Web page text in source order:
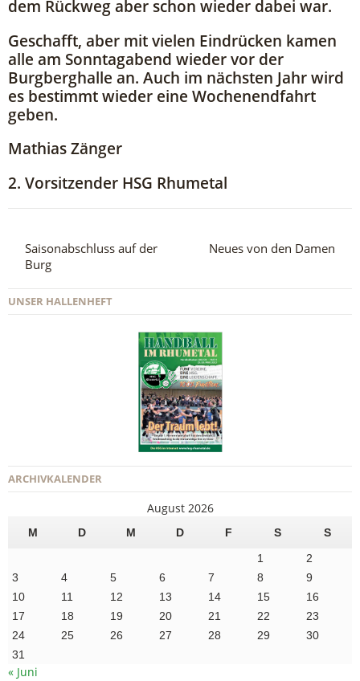
dem Rückweg aber schon wieder dabei war.
Geschafft, aber mit vielen Eindrücken kamen
alle am Sonntagabend wieder vor der
Burgberghalle an. Auch im nächsten Jahr wird
es bestimmt wieder eine Wochenendfahrt
geben.
Mathias Zänger
2. Vorsitzender HSG Rhumetal
Saisonabschluss auf der
Burg
Neues von den Damen
UNSER HALLENHEFT
ARCHIVKALENDER
August 2026
M D M D F S
S
1
2
3
4 5 6 7 8
9
10
11 12 13 14 15
16
17
18 19 20 21 22
23
24
25 26 27 28 29
30
31
« Juni